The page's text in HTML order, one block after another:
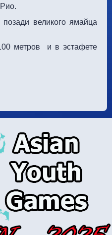
великого ямайца
метров и в эстафете